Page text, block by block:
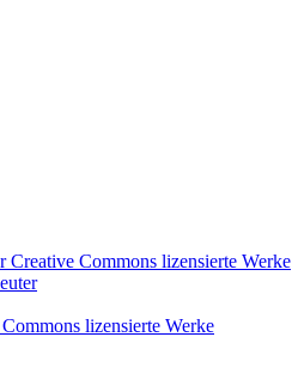
Creative Commons lizensierte Werke
lizensierte Werke